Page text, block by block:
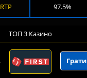
RTP 97.5%
ТОП 3 Казино
Грати